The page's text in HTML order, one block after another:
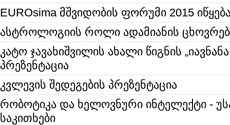
EUROsima მშვიდობის ფორუმი 2015
ასტროლოგიის როლი ადამიანის
კატო ჯავახიშვილის ახალი წიგნის
პრეზენტაცია
კვლევის შედეგების პრეზენტაცია
რობოტიკა და ხელოვნური ინტელექტი -
საკითხები